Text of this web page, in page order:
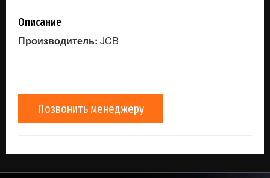
Описание
Производитель: JCB
Позвонить менеджеру